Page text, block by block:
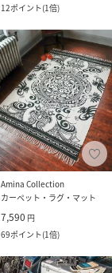
12ポイント(1倍)
Amina Collection
カーペット・ラグ・マット
7,590 円
69ポイント(1倍)